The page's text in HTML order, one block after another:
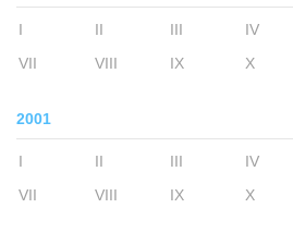
I II III IV
VII
VIII IX X
2001
I II III IV
VII
VIII IX X